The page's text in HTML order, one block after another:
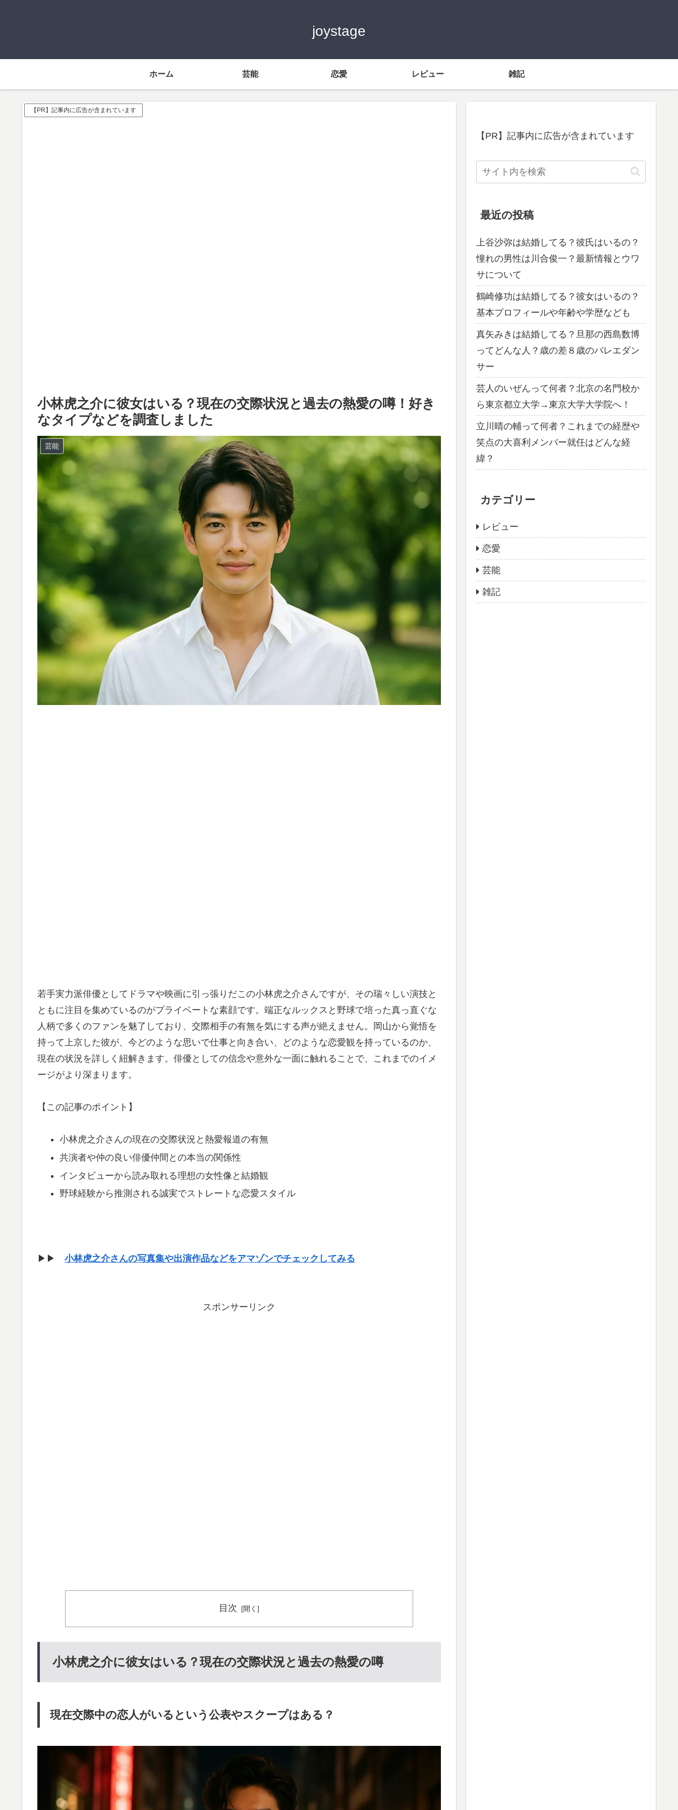
joystage
ホーム 芸能 恋愛 レビュー 雑記
【PR】記事内に広告が含まれています
小林虎之介に彼女はいる？現在の交際状況と過去の熱愛の噂！好き
なタイプなどを調査しました
芸能
若手実力派俳優としてドラマや映画に引っ張りだこの小林虎之介さんですが、その瑞々しい演技と
ともに注目を集めているのがプライベートな素顔です。端正なルックスと野球で培った真っ直ぐな
人柄で多くのファンを魅了しており、交際相手の有無を気にする声が絶えません。岡山から覚悟を
持って上京した彼が、今どのような思いで仕事と向き合い、どのような恋愛観を持っているのか、
現在の状況を詳しく紐解きます。俳優としての信念や意外な一面に触れることで、これまでのイメ
ージがより深まります。
【この記事のポイント】
小林虎之介さんの現在の交際状況と熱愛報道の有無
共演者や仲の良い俳優仲間との本当の関係性
インタビューから読み取れる理想の女性像と結婚観
野球経験から推測される誠実でストレートな恋愛スタイル
▶▶ 小林虎之介さんの写真集や出演作品などをアマゾンでチェックしてみる
スポンサーリンク
目次
小林虎之介に彼女はいる？現在の交際状況と過去の熱愛の噂
現在交際中の恋人がいるという公表やスクープはある？
【PR】記事内に広告が含まれています
最近の投稿
上谷沙弥は結婚してる？彼氏はいるの？
憧れの男性は川合俊一？最新情報とウワ
サについて
鶴崎修功は結婚してる？彼女はいるの？
基本プロフィールや年齢や学歴なども
真矢みきは結婚してる？旦那の西島数博
ってどんな人？歳の差８歳のバレエダン
サー
芸人のいぜんって何者？北京の名門校か
ら東京都立大学→東京大学大学院へ！
立川晴の輔って何者？これまでの経歴や
笑点の大喜利メンバー就任はどんな経
緯？
カテゴリー
レビュー
恋愛
芸能
雑記